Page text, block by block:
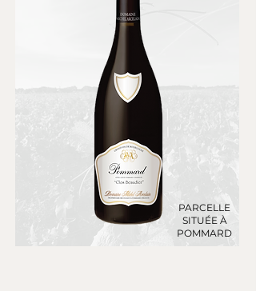
PARCELLE
SITUÉE À
POMMARD